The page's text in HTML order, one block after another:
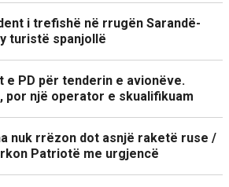
i trefishë në rrugën Sarandë-
turistë spanjollë
e PD për tenderin e avionëve.
por një operator e skualifikuam
nuk rrëzon dot asnjë raketë ruse /
Patriotë me urgjencë